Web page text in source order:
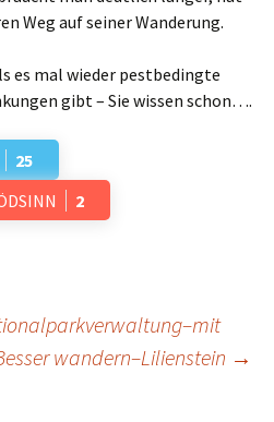
Weg auf seiner Wanderung.
es mal wieder pestbedingte
gibt – Sie wissen schon….
25
2
wandern–Lilienstein →